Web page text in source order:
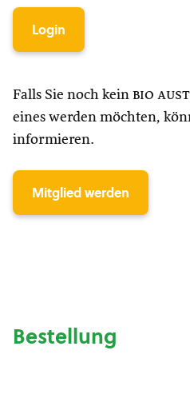
Login
Falls Sie noch kein bio
eines werden möchten,
informieren.
Mitglied werden
Bestellung